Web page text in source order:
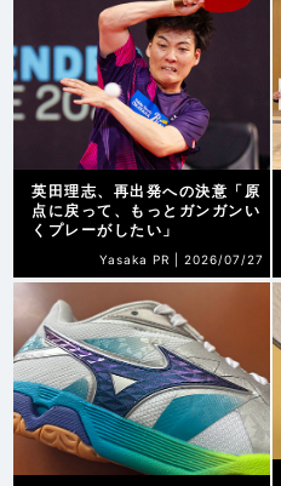
英田理志、再出発への決意「原
点に戻って、もっとガンガンい
くプレーがしたい」
Yasaka PR | 2026/07/27